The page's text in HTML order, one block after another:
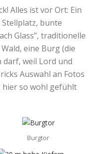
Alles ist vor Ort: Ein
bunte
Glass”, traditionelle
eine Burg (die
weil Lord und
Auswahl an Fotos
so wohl gefühlt
Burgtor